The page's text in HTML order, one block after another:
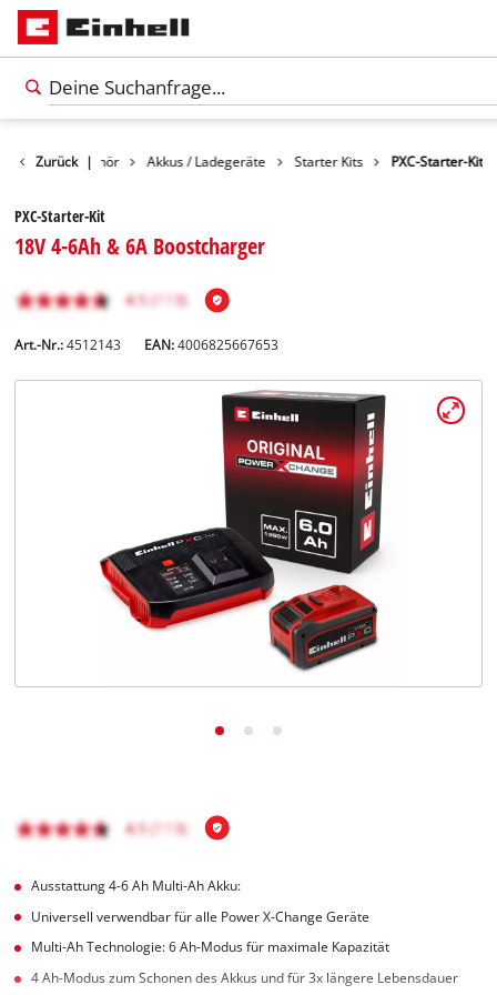
English
Zurück |
Zubehör Akkus / Ladegeräte Starter Kits PXC-Starter-Kit
PXC-Starter-Kit
18V 4-6Ah & 6A Boostcharger
Art.-Nr.: 4512143 EAN:4006825667653
Ausstattung 4-6 Ah Multi-Ah Akku:
Universell verwendbar für alle Power X-Change Geräte
Multi-Ah Technologie: 6 Ah-Modus für maximale Kapazität
4 Ah-Modus zum Schonen des Akkus und für 3x längere Lebensdauer